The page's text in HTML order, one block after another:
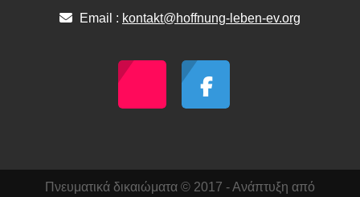
Email : kontakt@hoffnung-leben-ev.org
Πνευματικά δικαιώματα © 2017 - Ανάπτυξη από